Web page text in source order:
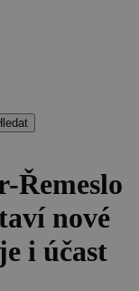
Řemeslo
nové
i účast